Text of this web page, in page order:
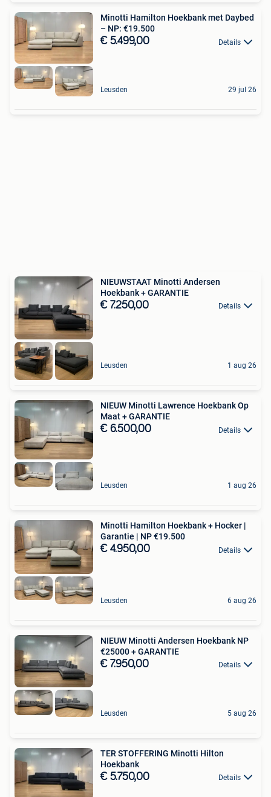
Minotti Hamilton Hoekbank met Daybed
– NP: €19.500
€ 5.499,00 Details
Leusden 29 jul 26
NIEUWSTAAT Minotti Andersen
Hoekbank + GARANTIE
€ 7.250,00 Details
Leusden 1 aug 26
NIEUW Minotti Lawrence Hoekbank Op
Maat + GARANTIE
€ 6.500,00 Details
Leusden 1 aug 26
Minotti Hamilton Hoekbank + Hocker |
Garantie | NP €19.500
€ 4.950,00 Details
Leusden 6 aug 26
NIEUW Minotti Andersen Hoekbank NP
€25000 + GARANTIE
€ 7.950,00 Details
Leusden 5 aug 26
TER STOFFERING Minotti Hilton
Hoekbank
€ 5.750,00 Details